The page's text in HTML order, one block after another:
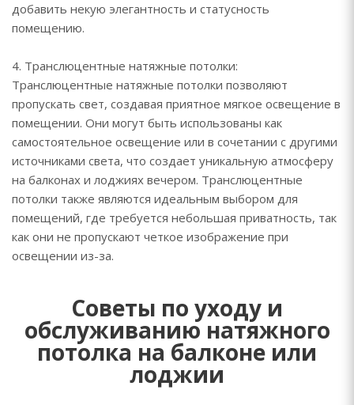
добавить некую элегантность и статусность
помещению.
4. Транслюцентные натяжные потолки:
Транслюцентные натяжные потолки позволяют
пропускать свет, создавая приятное мягкое освещение в
помещении. Они могут быть использованы как
самостоятельное освещение или в сочетании с другими
источниками света, что создает уникальную атмосферу
на балконах и лоджиях вечером. Транслюцентные
потолки также являются идеальным выбором для
помещений, где требуется небольшая приватность, так
как они не пропускают четкое изображение при
освещении из-за.
Советы по уходу и
обслуживанию натяжного
потолка на балконе или
лоджии